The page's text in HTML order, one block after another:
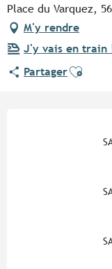
Place du Varquez,
M'y rendre
J'y vais en train
PartagerAjouter